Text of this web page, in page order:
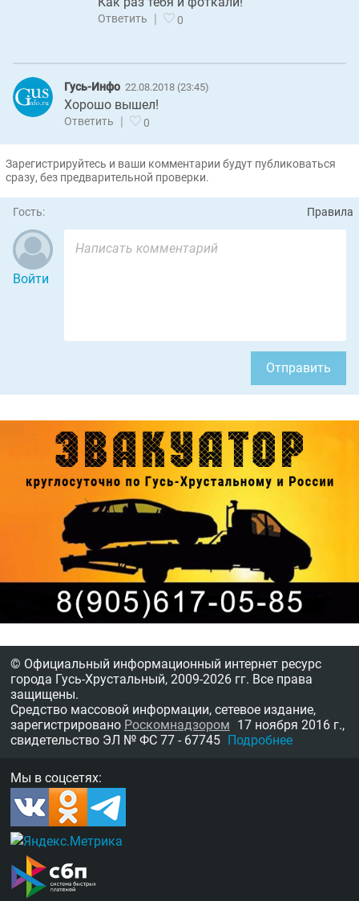
Ответить 0
Гусь-Инфо 22.08.2018 (23:45)
Хорошо вышел!
Ответить 0
Зарегистрируйтесь и ваши комментарии будут публиковаться
сразу, без предварительной проверки.
Гость: Правила
Войти
Отправить
© Официальный информационный интернет ресурс
города Гусь-Хрустальный, 2009-2026 гг. Все права
защищены.
Средство массовой информации, сетевое издание,
зарегистрировано Роскомнадзором 17 ноября 2016 г.,
свидетельство ЭЛ № ФС 77 - 67745 Подробнее
Мы в соцсетях: